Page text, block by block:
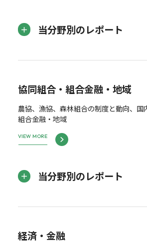
当分野別のレポート
協同組合・組合金融・地域
農協、漁協、森林組合の制度と動向、国
組合金融・地域
VIEW MORE
当分野別のレポート
経済・金融